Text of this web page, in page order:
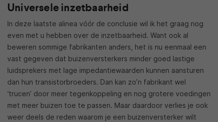
Universele inzetbaarheid
In deze laatste alinea vóór de conclusie wil ik het graag nog
even met u hebben over de inzetbaarheid. Want ook al
beweren sommige fabrikanten anders, het is nu eenmaal een
vast gegeven dat buizenversterkers minder goed lastige
luidsprekers met lage impedantiewaarden kunnen aansturen
dan hun transistorbroeders. Dan kan zo’n fabrikant wel
‘trucen’ door meer tegenkoppeling en nog grotere voedingen
met meer buizen toe te passen. Maar daardoor verlies je ook
weer deels de reden waarom je een buizenversterker wilt